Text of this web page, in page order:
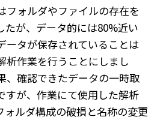
フォルダやファイルの存在を
たが、データ的には80%近い
ータが保存されていることは
析作業を行うことにしまし
、確認できたデータの一時取
すが、作業にて使用した解析
ォルダ構成の破損と名称の変更